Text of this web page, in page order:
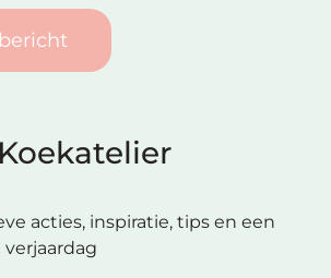
acties, inspiratie, tips en een